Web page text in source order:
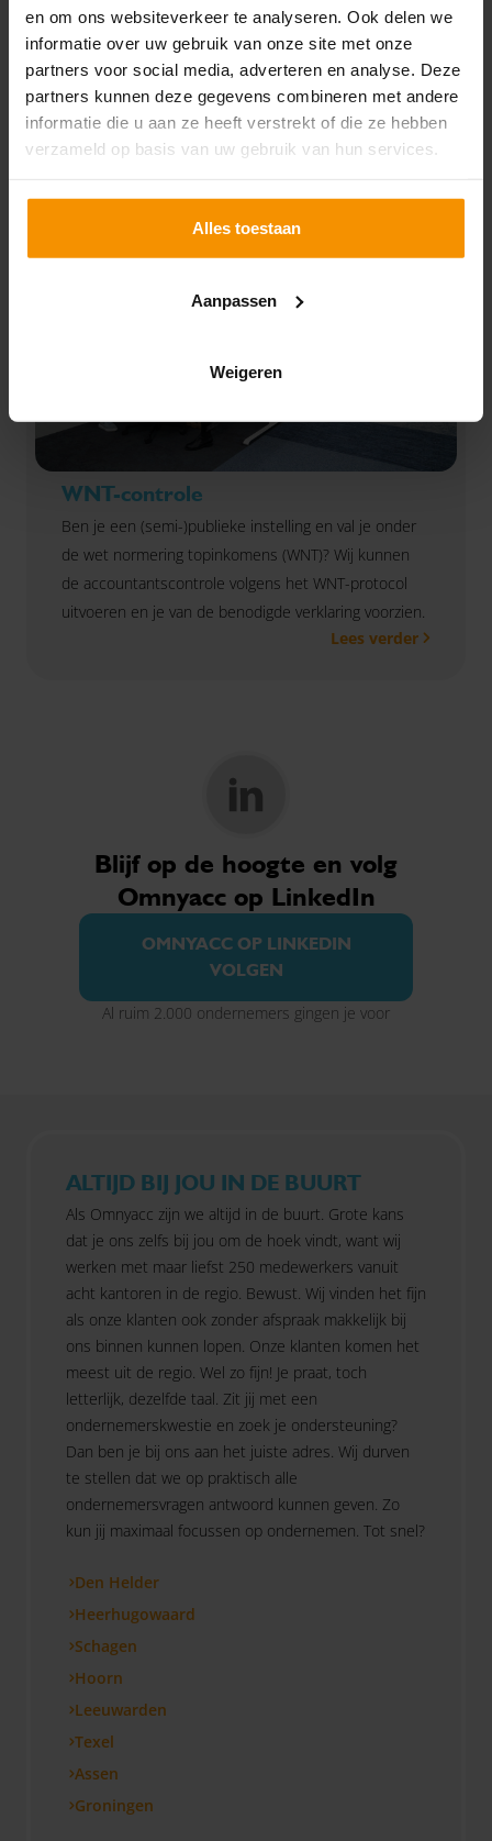
en om ons websiteverkeer te analyseren. Ook delen we
informatie over uw gebruik van onze site met onze
partners voor social media, adverteren en analyse. Deze
partners kunnen deze gegevens combineren met andere
informatie die u aan ze heeft verstrekt of die ze hebben
verzameld op basis van uw gebruik van hun services.
Alles toestaan
Aanpassen
Weigeren
Rapportages en
dashboarding
Financiële rapportages geven inzicht in jouw
financiële situatie en vormen de basis voor
strategische beslissingen.
Lees verder
WNT-controle
Ben je een (semi-)publieke instelling en val je onder
de wet normering topinkomens (WNT)? Wij kunnen
de accountantscontrole volgens het WNT-protocol
uitvoeren en je van de benodigde verklaring voorzien.
Lees verder
Blijf op de hoogte en volg
Omnyacc op LinkedIn
OMNYACC OP LINKEDIN
VOLGEN
Al ruim 2.000 ondernemers gingen je voor
ALTIJD BIJ JOU IN DE BUURT
Als Omnyacc zijn we altijd in de buurt. Grote kans
dat je ons zelfs bij jou om de hoek vindt, want wij
werken met maar liefst 250 medewerkers vanuit
acht kantoren in de regio. Bewust. Wij vinden het fijn
als onze klanten ook zonder afspraak makkelijk bij
ons binnen kunnen lopen. Onze klanten komen het
meest uit de regio. Wel zo fijn! Je praat, toch
letterlijk, dezelfde taal. Zit jij met een
ondernemerskwestie en zoek je ondersteuning?
Dan ben je bij ons aan het juiste adres. Wij durven
te stellen dat we op praktisch alle
ondernemersvragen antwoord kunnen geven. Zo
kun jij maximaal focussen op ondernemen. Tot snel?
Den Helder
Heerhugowaard
Schagen
Hoorn
Leeuwarden
Texel
Assen
Groningen